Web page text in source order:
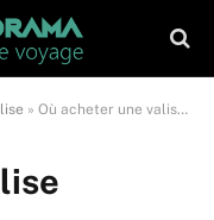
» Où acheter une valise Eastpak ?